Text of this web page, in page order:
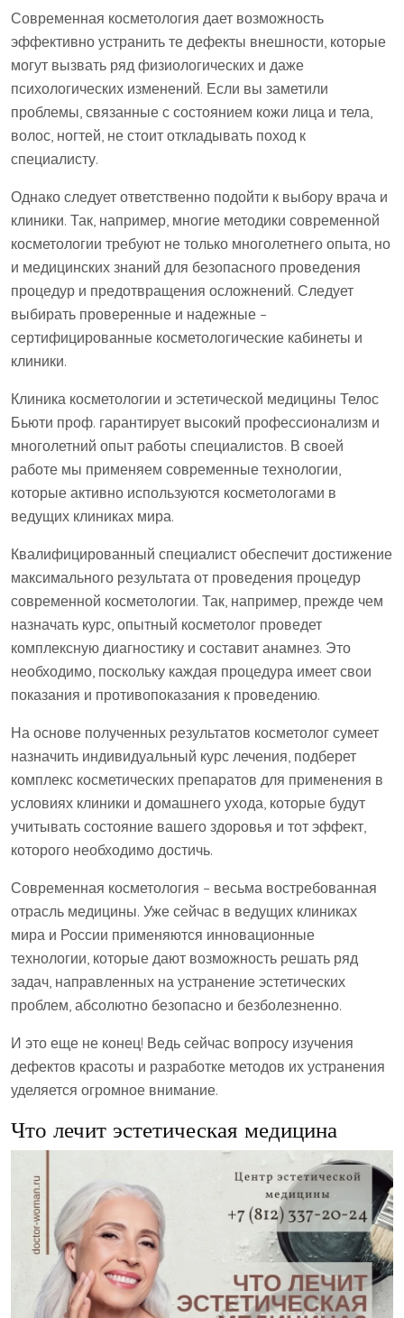
Современная косметология дает возможность
эффективно устранить те дефекты внешности, которые
могут вызвать ряд физиологических и даже
психологических изменений. Если вы заметили
проблемы, связанные с состоянием кожи лица и тела,
волос, ногтей, не стоит откладывать поход к
специалисту.
Однако следует ответственно подойти к выбору врача и
клиники. Так, например, многие методики современной
косметологии требуют не только многолетнего опыта, но
и медицинских знаний для безопасного проведения
процедур и предотвращения осложнений. Следует
выбирать проверенные и надежные –
сертифицированные косметологические кабинеты и
клиники.
Клиника косметологии и эстетической медицины Телос
Бьюти проф. гарантирует высокий профессионализм и
многолетний опыт работы специалистов. В своей
работе мы применяем современные технологии,
которые активно используются косметологами в
ведущих клиниках мира.
Квалифицированный специалист обеспечит достижение
максимального результата от проведения процедур
современной косметологии. Так, например, прежде чем
назначать курс, опытный косметолог проведет
комплексную диагностику и составит анамнез. Это
необходимо, поскольку каждая процедура имеет свои
показания и противопоказания к проведению.
На основе полученных результатов косметолог сумеет
назначить индивидуальный курс лечения, подберет
комплекс косметических препаратов для применения в
условиях клиники и домашнего ухода, которые будут
учитывать состояние вашего здоровья и тот эффект,
которого необходимо достичь.
Современная косметология – весьма востребованная
отрасль медицины. Уже сейчас в ведущих клиниках
мира и России применяются инновационные
технологии, которые дают возможность решать ряд
задач, направленных на устранение эстетических
проблем, абсолютно безопасно и безболезненно.
И это еще не конец! Ведь сейчас вопросу изучения
дефектов красоты и разработке методов их устранения
уделяется огромное внимание.
Что лечит эстетическая медицина